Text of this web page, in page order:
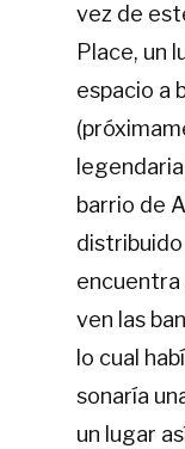
vez de
Place, un
espacio a
barrio de
encuentra
ven las
lo cual
sonaría
un lugar